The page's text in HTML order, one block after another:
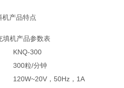
机产品特点
胶囊充填机产品参数表
KNQ-300
300粒/分钟
120W~20V，50Hz，1A